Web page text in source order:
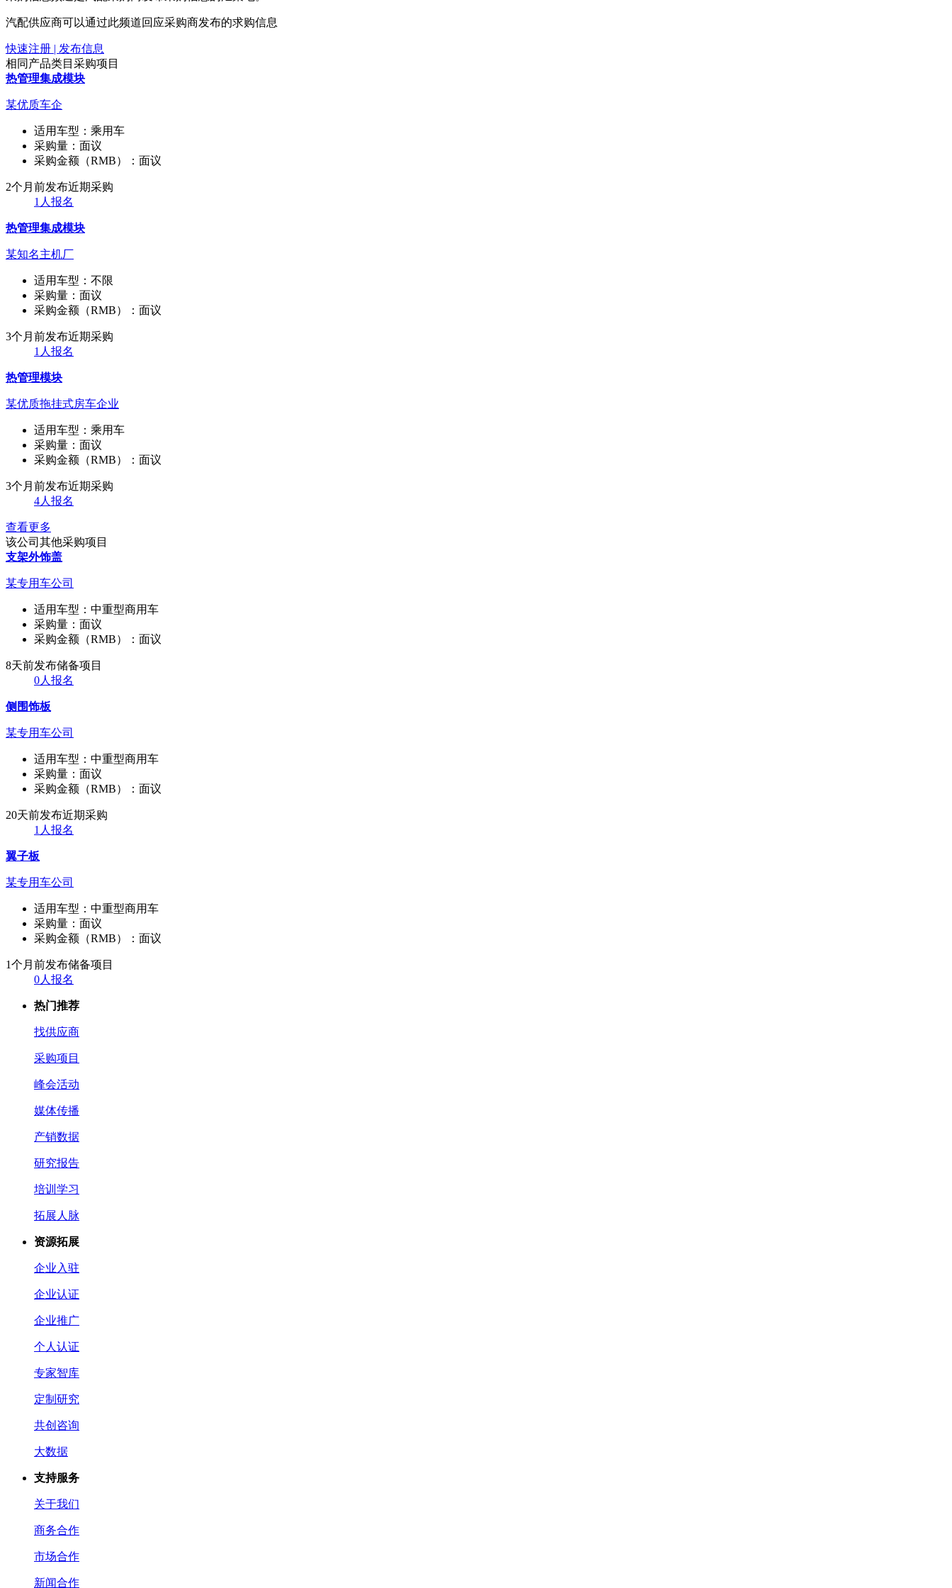
汽配供应商可以通过此频道回应采购商发布的求购信息
快速注册 | 发布信息
相同产品类目采购项目
热管理集成模块
某优质车企
适用车型： 乘用车
采购量： 面议
采购金额（RMB）： 面议
2个月前发布近期采购
1人报名
热管理集成模块
某知名主机厂
适用车型： 不限
采购量： 面议
采购金额（RMB）： 面议
3个月前发布近期采购
1人报名
热管理模块
某优质拖挂式房车企业
适用车型： 乘用车
采购量： 面议
采购金额（RMB）： 面议
3个月前发布近期采购
4人报名
查看更多
该公司其他采购项目
支架外饰盖
某专用车公司
适用车型： 中重型商用车
采购量： 面议
采购金额（RMB）： 面议
8天前发布储备项目
0人报名
侧围饰板
某专用车公司
适用车型： 中重型商用车
采购量： 面议
采购金额（RMB）： 面议
20天前发布近期采购
1人报名
翼子板
某专用车公司
适用车型： 中重型商用车
采购量： 面议
采购金额（RMB）： 面议
1个月前发布储备项目
0人报名
热门推荐
找供应商
采购项目
峰会活动
媒体传播
产销数据
研究报告
培训学习
拓展人脉
资源拓展
企业入驻
企业认证
企业推广
个人认证
专家智库
定制研究
共创咨询
大数据
支持服务
关于我们
商务合作
市场合作
新闻合作